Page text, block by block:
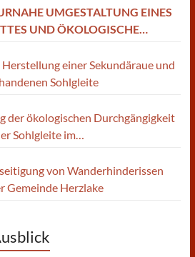
UMGESTALTUNG EINES
UND ÖKOLOGISCHE
einer Sekundäraue und
Sohlgleite
der ökologischen Durchgängigkeit
Sohlgleite im
von Wanderhinderissen
Gemeinde Herzlake